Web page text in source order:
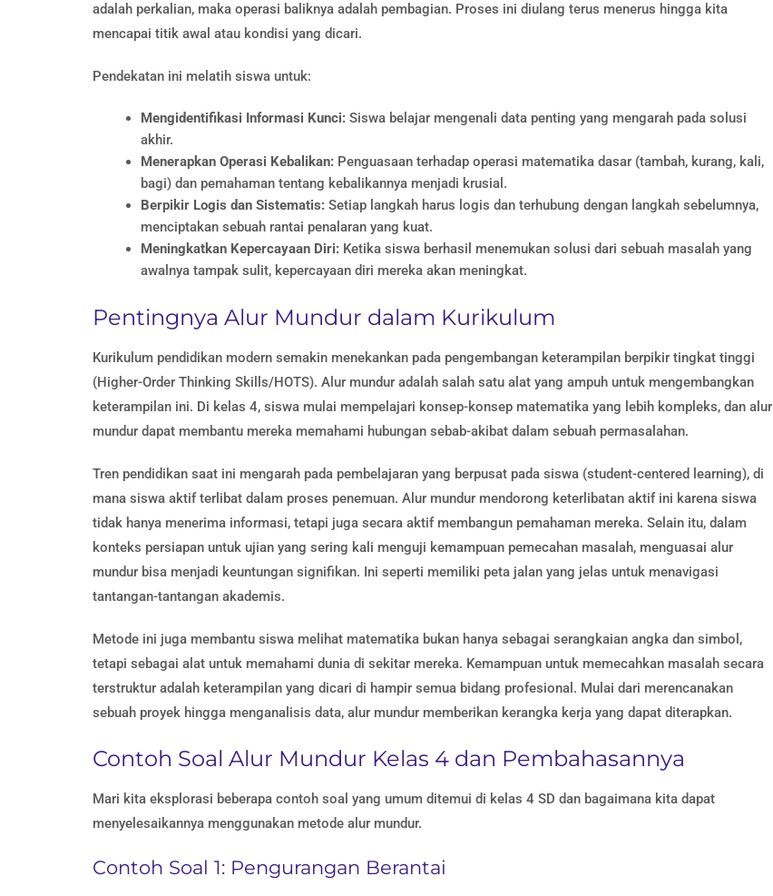
adalah perkalian, maka operasi baliknya adalah pembagian. Proses ini diulang terus menerus hingga kita
mencapai titik awal atau kondisi yang dicari.
Pendekatan ini melatih siswa untuk:
Mengidentifikasi Informasi Kunci: Siswa belajar mengenali data penting yang mengarah pada solusi
akhir.
Menerapkan Operasi Kebalikan: Penguasaan terhadap operasi matematika dasar (tambah, kurang, kali,
bagi) dan pemahaman tentang kebalikannya menjadi krusial.
Berpikir Logis dan Sistematis: Setiap langkah harus logis dan terhubung dengan langkah sebelumnya,
menciptakan sebuah rantai penalaran yang kuat.
Meningkatkan Kepercayaan Diri: Ketika siswa berhasil menemukan solusi dari sebuah masalah yang
awalnya tampak sulit, kepercayaan diri mereka akan meningkat.
Pentingnya Alur Mundur dalam Kurikulum
Kurikulum pendidikan modern semakin menekankan pada pengembangan keterampilan berpikir tingkat tinggi
(Higher-Order Thinking Skills/HOTS). Alur mundur adalah salah satu alat yang ampuh untuk mengembangkan
keterampilan ini. Di kelas 4, siswa mulai mempelajari konsep-konsep matematika yang lebih kompleks, dan alur
mundur dapat membantu mereka memahami hubungan sebab-akibat dalam sebuah permasalahan.
Tren pendidikan saat ini mengarah pada pembelajaran yang berpusat pada siswa (student-centered learning), di
mana siswa aktif terlibat dalam proses penemuan. Alur mundur mendorong keterlibatan aktif ini karena siswa
tidak hanya menerima informasi, tetapi juga secara aktif membangun pemahaman mereka. Selain itu, dalam
konteks persiapan untuk ujian yang sering kali menguji kemampuan pemecahan masalah, menguasai alur
mundur bisa menjadi keuntungan signifikan. Ini seperti memiliki peta jalan yang jelas untuk menavigasi
tantangan-tantangan akademis.
Metode ini juga membantu siswa melihat matematika bukan hanya sebagai serangkaian angka dan simbol,
tetapi sebagai alat untuk memahami dunia di sekitar mereka. Kemampuan untuk memecahkan masalah secara
terstruktur adalah keterampilan yang dicari di hampir semua bidang profesional. Mulai dari merencanakan
sebuah proyek hingga menganalisis data, alur mundur memberikan kerangka kerja yang dapat diterapkan.
Contoh Soal Alur Mundur Kelas 4 dan Pembahasannya
Mari kita eksplorasi beberapa contoh soal yang umum ditemui di kelas 4 SD dan bagaimana kita dapat
menyelesaikannya menggunakan metode alur mundur.
Contoh Soal 1: Pengurangan Berantai